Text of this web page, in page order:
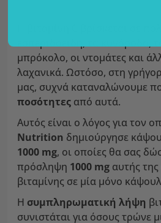
μπρόκολο, οι ντομάτες και
λαχανικά. Ωστόσο, στη
μας, συχνά καταναλώνουμε
ποσότητες από αυτά.
Αυτός είναι ο λόγος για τον
Nutrition δημιούργησε
1000 mg, οι οποίες θα σας
πρόσληψη 1000 mg αυτής
βιταμίνης σε μία μόνο
Η συμπληρωματική λήψη
συνιστάται για όσους τρώνε